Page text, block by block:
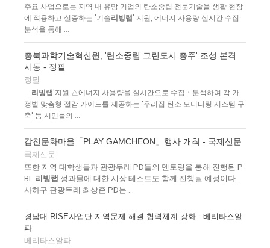
주요 사업으로는 지역 내 유망 기업의 탄소중립 전문기술을 생활 현장
에 적용하고 실증하는 '기술리빙랩' 지원, 에너지 사용량 실시간 수집·
분석을 통해 ...
충북과학기술혁신원, '탄소중립 그린도시 충주' 조성 본격
시동 - 정필
정필
리빙랩'지원 △에너지 사용량을 실시간으로 수집ㆍ분석하여 각 가
정별 맞춤형 절감 가이드를 제공하는 '우리집 탄소 모니터링 시스템 구
축' 등 시민들의 ...
감천문화마을「PLAY GAMCHEON」행사 개최 - 국제신문
국제신문
또한 지역 대학생들과 관광두레 PD들의 멘토링을 통해 진행된 P
BL 리빙랩 성과물에 대한 시장 테스트도 함께 진행될 예정이다.
사하구 관광두레 최상준 PD는 ...
경남대 RISE사업단 지역문제 해결 협력체계 강화 - 베리타스알
파
베리타스알파